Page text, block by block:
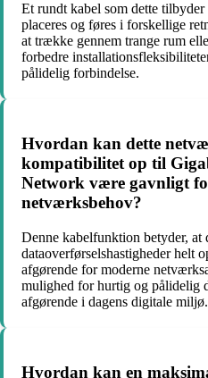
Et rundt kabel som dette
placeres og føres i forskellige
at trække gennem trange rum
forbedre
pålidelig forbindelse.
Hvordan kan dette
kompatibilitet op til
Network være gavnligt
netværksbehov?
Denne kabelfunktion betyder, at
dataoverførselshastigheder helt
afgørende for moderne
mulighed for hurtig og pålidelig
afgørende i dagens digitale miljø.
Hvordan kan en